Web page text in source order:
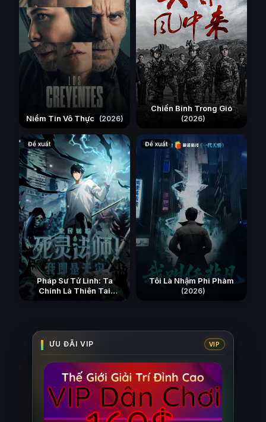
Niềm Tin Vô Thực (2026)
Chiến Binh Trong Gió
(2026)
Đề xuất
Pháp Sư Tử Linh: Ta
Chính Là Thiên Tai
Đề xuất
Tôi Là Nhậm Phi Phàm
(2026)